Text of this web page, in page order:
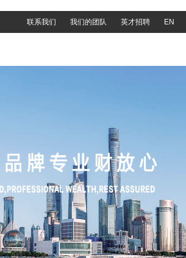
联系我们
我们的团队 英才招聘 EN